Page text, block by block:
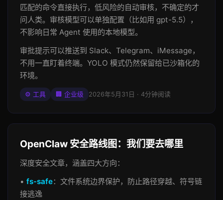
匹配的命令直接执行，低风险的自动审核，不确定的才
问人类。审核模型可以单独配置（比如用 gpt-5.5），
不影响日常 Agent 使用的本地模型。
审批提示可以推送到 Slack、Telegram、iMessage，
不用一直盯着终端。YOLO 模式仍然保留给已沙箱化的
环境。
⚙️ 工具 🏢 企业级 2026年5月31日 · 4分钟阅读
OpenClaw 安全路线图：我们要去哪里
深度安全文章，涵盖四大方向：
• fs-safe：文件系统边界保护，防止路径穿越、符号链
接逃逸